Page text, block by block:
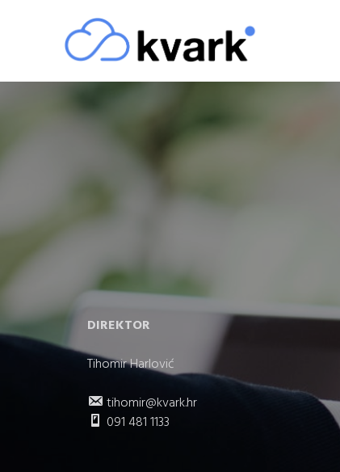
DIREKTOR
Tihomir Harlović
tihomir@kvark.hr
091 481 1133